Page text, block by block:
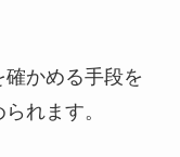
て本当？ 買取の評
かめる手段を
れます。